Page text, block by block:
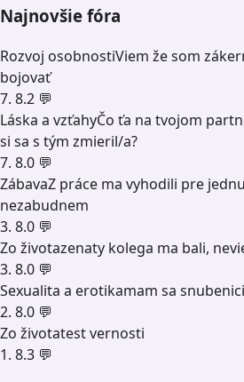
Najnovšie fóra
Rozvoj osobnostiViem že som
bojovať
7. 8.2 💬
Láska a vzťahyČo ťa na tvojom
si sa s tým zmieril/a?
7. 8.0 💬
ZábavaZ práce ma vyhodili pre
nezabudnem
3. 8.0 💬
Zo životazenaty kolega ma bali,
3. 8.0 💬
Sexualita a erotikamam sa
2. 8.0 💬
Zo životatest vernosti
1. 8.3 💬